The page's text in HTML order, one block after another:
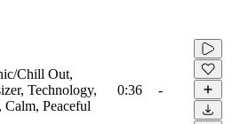
Chill Out,
Technology,
Calm, Peaceful
0:36 -